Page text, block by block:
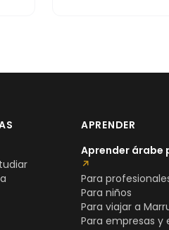
APRENDER
Aprender árabe
↗
Para
Para niños
Para viajar a
Para empresas y